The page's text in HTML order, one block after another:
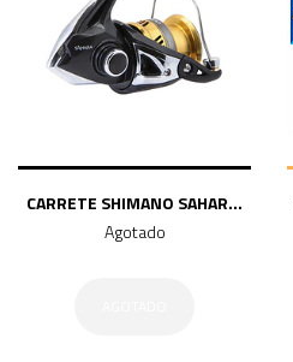
CARRETE SHIMANO SAHAR...
Agotado